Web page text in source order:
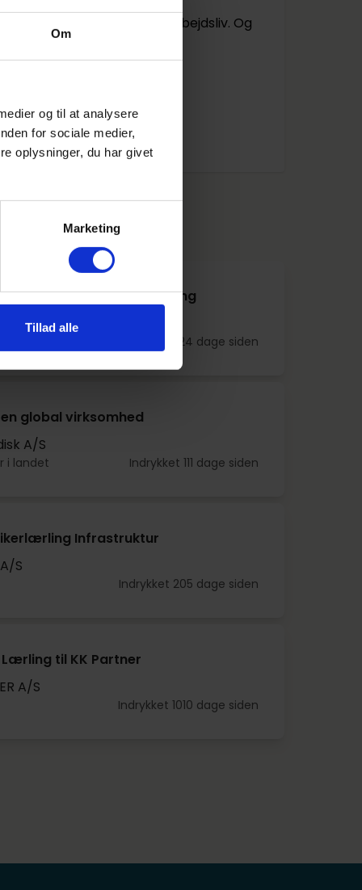
Om
og til at analysere
for sociale medier,
oplysninger, du har givet
Marketing
Tillad alle
følger et meningsfuldt arbejdsliv. Og
af at tilbyde.
karriere/elev
fra
søger industriteknikerlærling
Indrykket 24 dage siden
global virksomhed
A/S
i landet Indrykket 111 dage siden
Infrastruktur
S
Indrykket 205 dage siden
til KK Partner
A/S
Indrykket 1010 dage siden